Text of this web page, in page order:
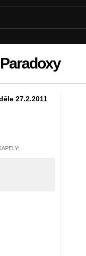
27.2.2011